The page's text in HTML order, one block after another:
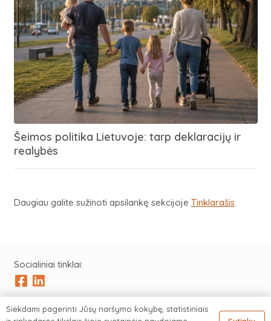
Šeimos politika Lietuvoje: tarp deklaracijų ir
realybės
Daugiau galite sužinoti apsilankę sekcijoje Tinklarašis.
Socialiniai tinklai:
Visos teisės saugomos © 2023 Artur Truš |Privatumo
Siekdami pagerinti Jūsų naršymo kokybę, statistiniais